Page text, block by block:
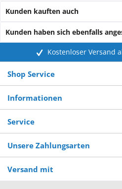
Kunden kauften auch
Kunden haben sich ebenfalls
Kostenloser Versand
Shop Service
Informationen
Service
Unsere Zahlungsarten
Versand mit